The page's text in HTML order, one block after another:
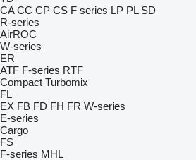
CA CC CP CS F series LP PL SD
R-series
AirROC
W-series
ER
ATF F-series RTF
Compact Turbomix
FL
EX FB FD FH FR W-series
E-series
Cargo
FS
F-series MHL